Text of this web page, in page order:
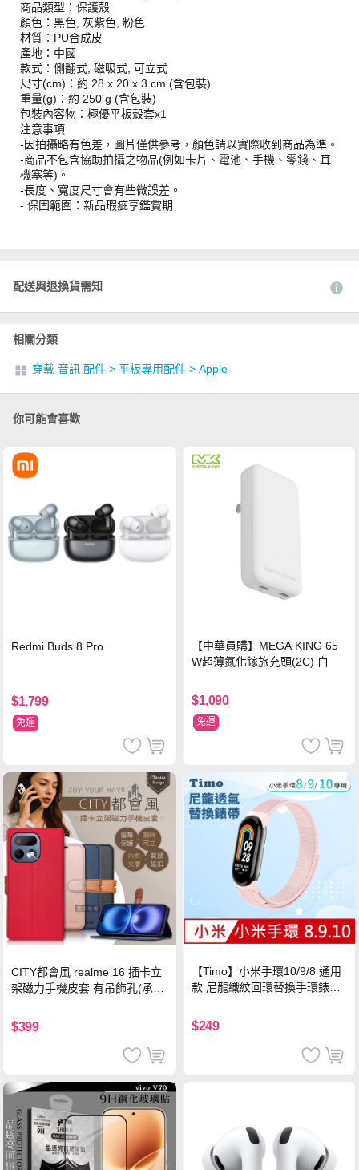
商品類型：保護殼
顏色：黑色, 灰紫色, 粉色
材質：PU合成皮
產地：中國
款式：側翻式, 磁吸式, 可立式
尺寸(cm)：約 28 x 20 x 3 cm (含包裝)
重量(g)：約 250 g (含包裝)
包裝內容物：極優平板殼套x1
注意事項
-因拍攝略有色差，圖片僅供參考，顏色請以實際收到商品為準。
-商品不包含協助拍攝之物品(例如卡片、電池、手機、零錢、耳
機塞等)。
-長度、寬度尺寸會有些微誤差。
- 保固範圍：新品瑕疵享鑑賞期
配送與退換貨需知
相關分類
穿戴 音訊 配件 > 平板專用配件 > Apple
你可能會喜歡
Redmi Buds 8 Pro
$1,799
免運
【中華員購】MEGA KING 65
W超薄氮化鎵旅充頭(2C) 白
$1,090
免運
CITY都會風 realme 16 插卡立
架磁力手機皮套 有吊飾孔(承諾
$399
【Timo】小米手環10/9/8 通用
款 尼龍織紋回環替換手環錶帶-
$249